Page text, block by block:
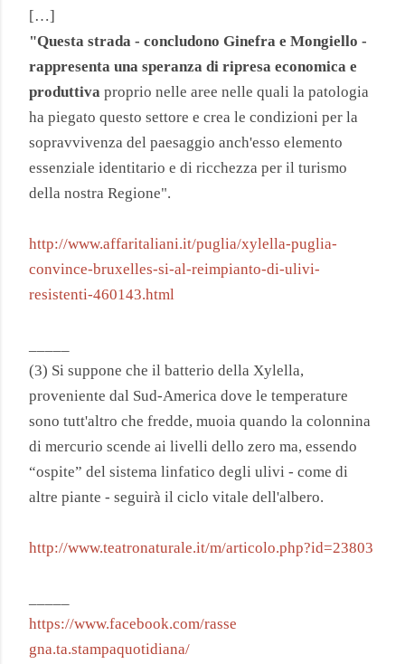
[…]
"Questa strada - concludono Ginefra e Mongiello -
rappresenta una speranza di ripresa economica e
produttiva proprio nelle aree nelle quali la patologia
ha piegato questo settore e crea le condizioni per la
sopravvivenza del paesaggio anch'esso elemento
essenziale identitario e di ricchezza per il turismo
della nostra Regione".
http://www.affaritaliani.it/puglia/xylella-puglia-
convince-bruxelles-si-al-reimpianto-di-ulivi-
resistenti-460143.html
(3) Si suppone che il batterio della Xylella,
proveniente dal Sud-America dove le temperature
sono tutt'altro che fredde, muoia quando la colonnina
di mercurio scende ai livelli dello zero ma, essendo
“ospite” del sistema linfatico degli ulivi - come di
altre piante - seguirà il ciclo vitale dell'albero.
http://www.teatronaturale.it/m/articolo.php?id=23803
https://www.facebook.com/rasse
gna.ta.stampaquotidiana/